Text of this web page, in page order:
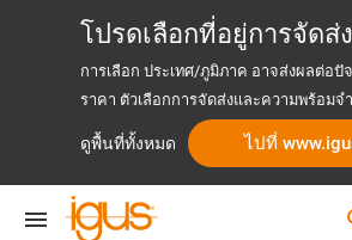
โปรดเลือกที่อยู่การจัดส่ง
การเลือก ประเทศ/ภูมิภาค อาจส่งผลต่อปั
ราคา ตัวเลือกการจัดส่งและความพร้อม
ดูพื้นที่ทั้งหมด ไปที่